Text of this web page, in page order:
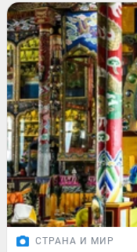
СТРАНА И МИР